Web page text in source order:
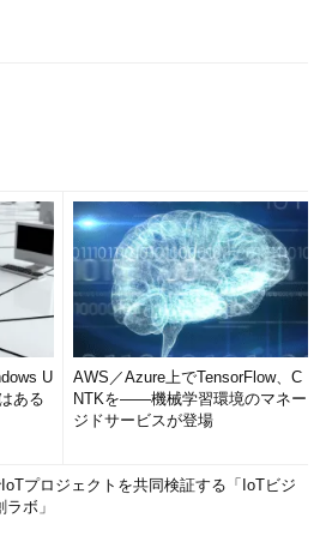
U
ある
AWS／Azure上でTensorFlow、C
NTKを――機械学習環境のマネー
ジドサービスが登場
プロジェクトを共同検証する「IoTビジ
ボ」